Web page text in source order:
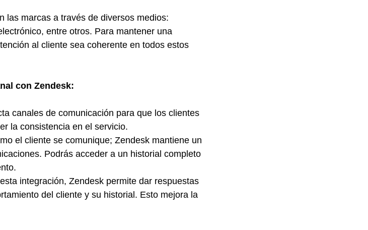
las marcas a través de diversos medios:
entre otros. Para mantener una
al cliente sea coherente en todos estos
con Zendesk:
canales de comunicación para que los clientes
la consistencia en el servicio.
el cliente se comunique; Zendesk mantiene un
Podrás acceder a un historial completo
integración, Zendesk permite dar respuestas
del cliente y su historial. Esto mejora la